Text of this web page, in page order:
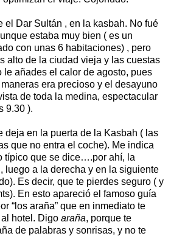
el Dar Sultán , en la kasbah. No fué
estaba muy bien ( es un
con unas 6 habitaciones) , pero
alto de la ciudad vieja y las cuestas
le añades el calor de agosto, pues
era precioso y el desayuno
de toda la medina, espectacular
9.30 ).
deja en la puerta de la Kasbah ( las
que no entra el coche). Me indica
típico que se dice….por ahí, la
luego a la derecha y en la siguiente
Es decir, que te pierdes seguro ( y
En esto apareció el famoso guía
“los araña” que en inmediato te
hotel. Digo araña, porque te
de palabras y sonrisas, y no te